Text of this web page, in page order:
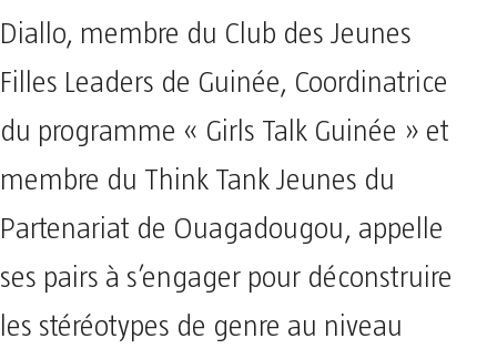
Diallo, membre du Club des Jeunes
Filles Leaders de Guinée, Coordinatrice
du programme « Girls Talk Guinée » et
membre du Think Tank Jeunes du
Partenariat de Ouagadougou, appelle
ses pairs à s’engager pour déconstruire
les stéréotypes de genre au niveau